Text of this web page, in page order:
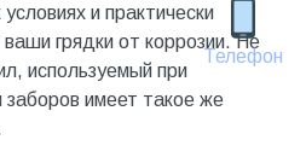
Телефон
и практически
грядки от коррозии. Не
используемый при
имеет такое же